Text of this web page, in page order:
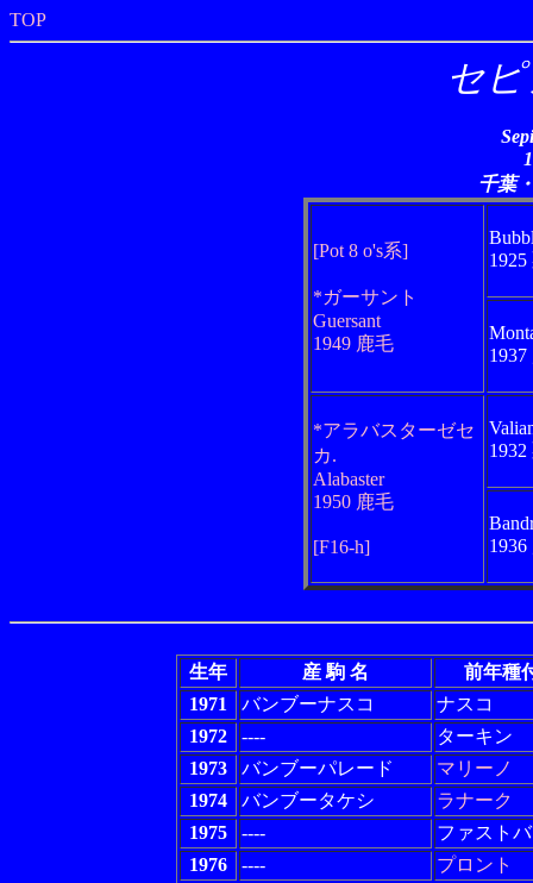
TOP
セ
千葉
[Pot 8 o's系]
*ガーサント
Guersant
1949 鹿毛
*アラバスターゼセ
カ.
Alabaster
1950 鹿毛
[F16-h]
生年 産 駒 名
前年種
1971
バンブーナスコ
ナスコ
1972
----
ターキン
1973
バンブーパレード
マリーノ
1974
バンブータケシ
ラナーク
1975
----
ファスト
1976
----
プロント